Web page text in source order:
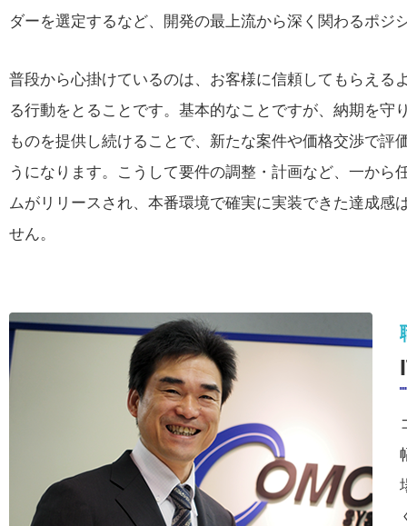
ダーを選定するなど、開発の最上流から深く関わるポジ
普段から心掛けているのは、お客様に信頼してもらえる
る行動をとることです。基本的なことですが、納期を守
ものを提供し続けることで、新たな案件や価格交渉で評
うになります。こうして要件の調整・計画など、一から
ムがリリースされ、本番環境で確実に実装できた達成感
せん。